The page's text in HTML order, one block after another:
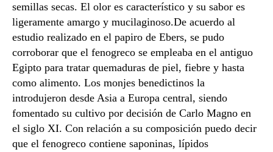
semillas secas. El olor es característico y su sabor es
ligeramente amargo y mucilaginoso.De acuerdo al
estudio realizado en el papiro de Ebers, se pudo
corroborar que el fenogreco se empleaba en el antiguo
Egipto para tratar quemaduras de piel, fiebre y hasta
como alimento. Los monjes benedictinos la
introdujeron desde Asia a Europa central, siendo
fomentado su cultivo por decisión de Carlo Magno en
el siglo XI. Con relación a su composición puedo decir
que el fenogreco contiene saponinas, lípidos